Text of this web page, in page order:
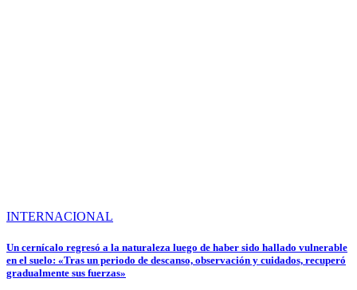
INTERNACIONAL
Un cernícalo regresó a la naturaleza luego de haber sido hallado vulnerable
en el suelo: «Tras un periodo de descanso, observación y cuidados, recuperó
gradualmente sus fuerzas»